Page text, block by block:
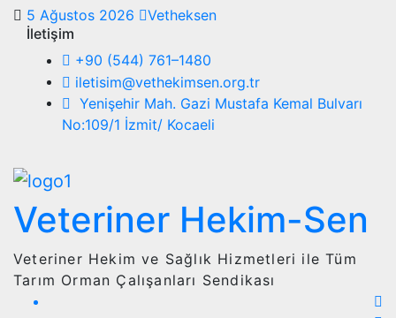
5 Ağustos 2026
Vetheksen
İletişim
+90 (544) 761–1480
iletisim@vethekimsen.org.tr
Yenişehir Mah. Gazi Mustafa Kemal Bulvarı
No:109/1 İzmit/ Kocaeli
Veteriner Hekim-Sen
Veteriner Hekim ve Sağlık Hizmetleri ile Tüm
Tarım Orman Çalışanları Sendikası